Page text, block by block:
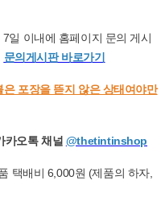
일 이내에 홈페이지 문의 게시
문의게시판 바로가기
포장을 뜯지 않은 상태여야만
카오톡 채널 @thetintinshop
택배비 6,000원 (제품의 하자,